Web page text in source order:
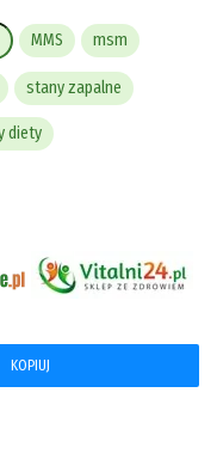
MMS msm
stany zapalne
diety
KOPIUJ